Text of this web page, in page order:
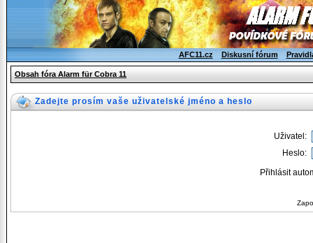
AFC11.cz Diskusní fórum
Obsah fóra Alarm für Cobra 11
Zadejte prosím vaše uživatelské jméno a heslo
Uživatel:
Heslo:
Přihlásit